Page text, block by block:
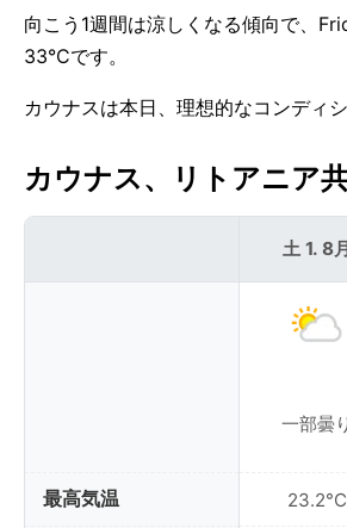
向こう1週間は涼しくなる傾向で、
33°Cです。
カウナスは本日、理想的なコンディ
カウナス、リトアニア
最高気温
土 1. 8
一部曇
23.2°C